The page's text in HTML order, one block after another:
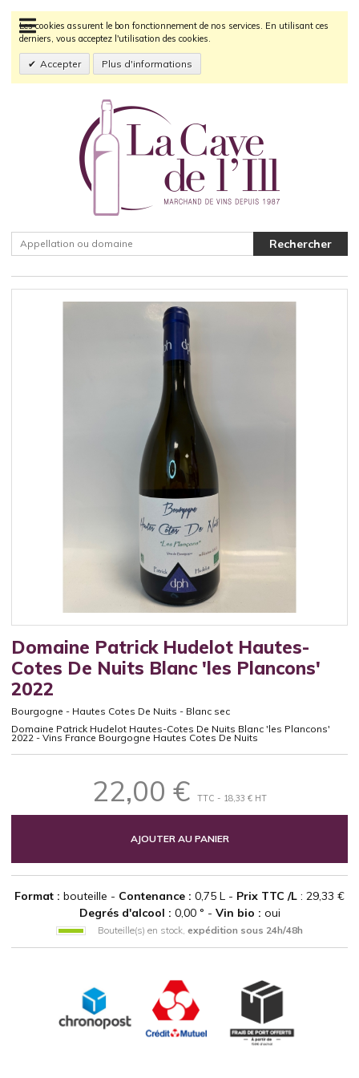
Les cookies assurent le bon fonctionnement de nos services. En utilisant ces
derniers, vous acceptez l'utilisation des cookies.
Accepter Plus d'informations
Domaine Patrick Hudelot Hautes-
Cotes De Nuits Blanc 'les Plancons'
2022
Bourgogne - Hautes Cotes De Nuits - Blanc sec
Domaine Patrick Hudelot Hautes-Cotes De Nuits Blanc 'les Plancons'
2022 - Vins France Bourgogne Hautes Cotes De Nuits
22,00 € TTC - 18,33 € HT
AJOUTER AU PANIER
Format : bouteille - Contenance : 0,75 L - Prix TTC /L : 29,33 €
Degrés d'alcool : 0,00 ° - Vin bio : oui
Bouteille(s) en stock, expédition sous 24h/48h